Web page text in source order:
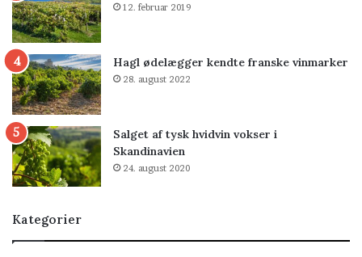
12. februar 2019
Hagl ødelægger kendte franske vinmarker
28. august 2022
Salget af tysk hvidvin vokser i
Skandinavien
24. august 2020
Kategorier